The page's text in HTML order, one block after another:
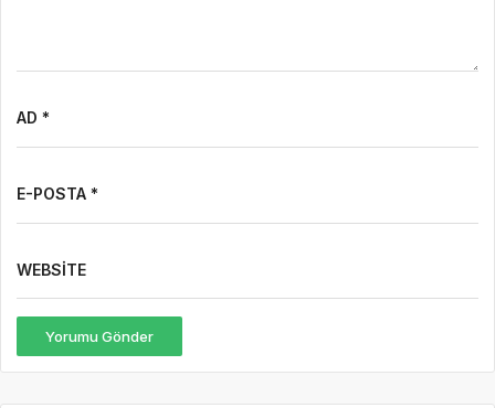
AD *
E-POSTA *
WEBSITE
Yorumu Gönder